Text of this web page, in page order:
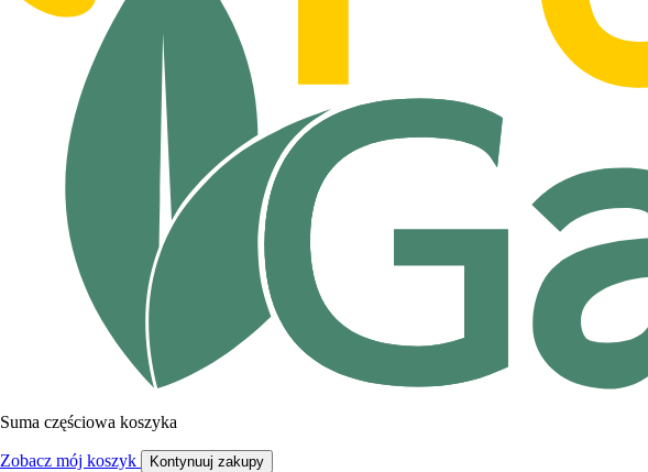
Suma częściowa koszyka
Zobacz mój koszyk Kontynuuj zakupy